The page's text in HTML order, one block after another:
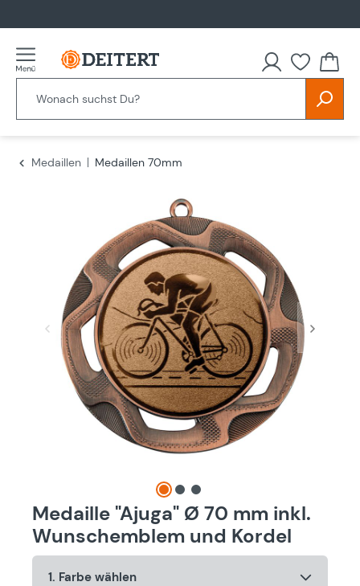
Du
Medaillen Medaillen 70mm
Medaille "Ajuga" Ø 70 mm inkl.
Wunschemblem und Kordel
1. Farbe wählen